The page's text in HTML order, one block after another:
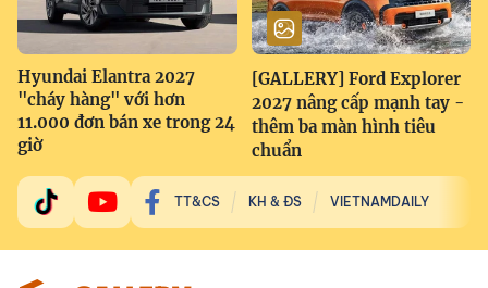
Hyundai Elantra 2027
"cháy hàng" với hơn
11.000 đơn bán xe trong 24
giờ
[GALLERY] Ford Explorer
2027 nâng cấp mạnh tay -
thêm ba màn hình tiêu
chuẩn
TT&CS KH & ĐS VIETNAMDAILY